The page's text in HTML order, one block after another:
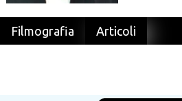
Filmografia Articoli